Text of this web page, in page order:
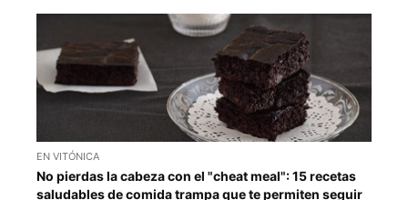
EN VITÓNICA
No pierdas la cabeza con el "cheat meal": 15 recetas
saludables de comida trampa que te permiten seguir